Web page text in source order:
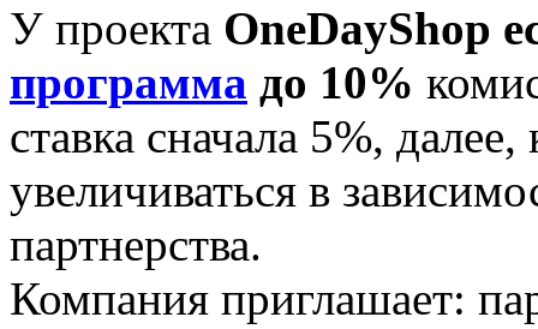
У проекта OneDayShop
программа до 10%
ставка сначала 5%,
увеличиваться в
партнерства.
Компания приглашает: